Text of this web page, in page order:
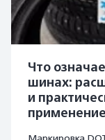
Что
шинах:
и
применение